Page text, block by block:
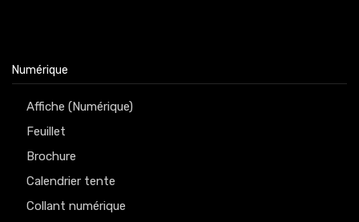
Numérique
Affiche (Numérique)
Feuillet
Brochure
Calendrier tente
Collant numérique